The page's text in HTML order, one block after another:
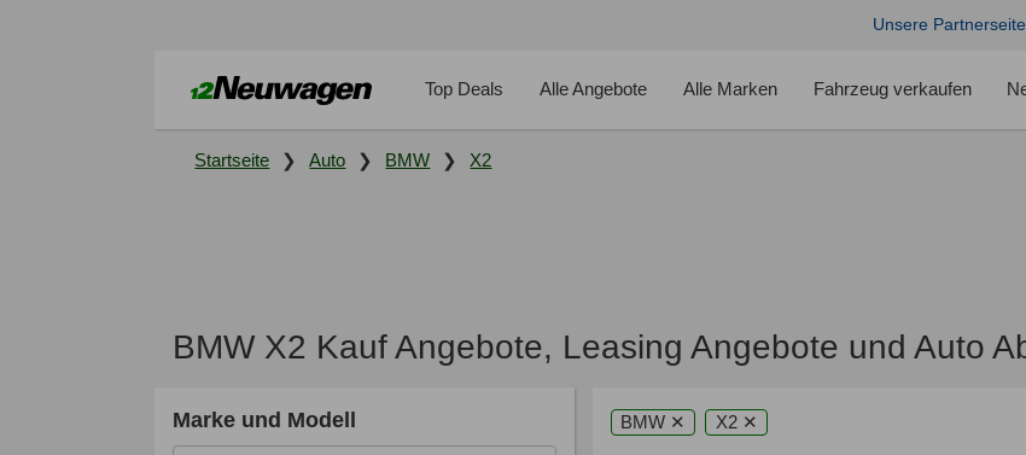
Unsere
Top Deals Alle Angebote Alle Marken Fahrzeug verkaufen
Startseite Auto BMW X2
BMW X2 Kauf Angebote, Leasing Angebote und Auto
Marke und Modell BMW ✕ X2 ✕